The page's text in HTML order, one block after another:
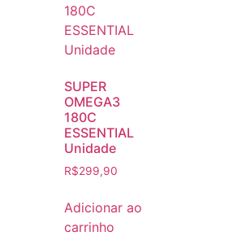
SUPER
OMEGA3
180C
ESSENTIAL
Unidade
R$299,90
Adicionar ao
carrinho